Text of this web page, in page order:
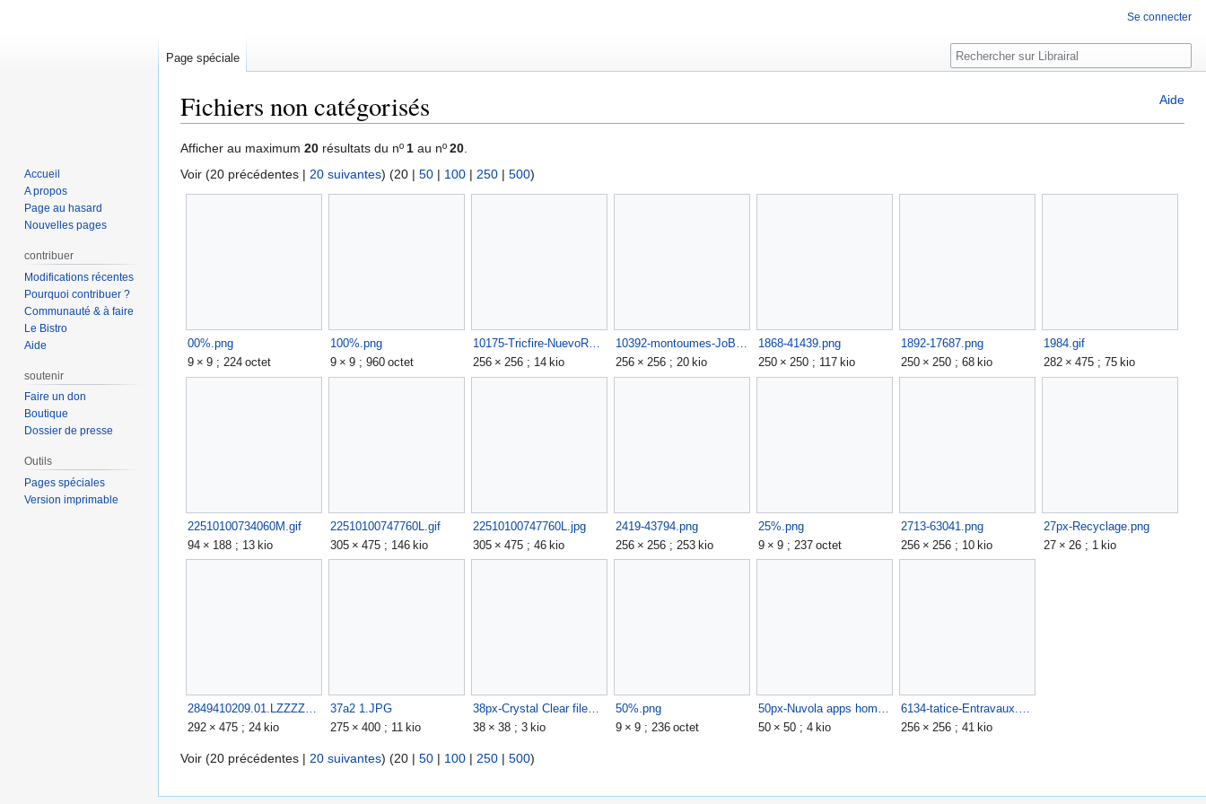
Aide
Fichiers non catégorisés
Aller
à
Aller
à
Afficher au maximum 20 résultats du nº1 au nº20.
Voir (20 précédentes | 20 suivantes) (20 | 50 | 100 | 250 | 500)
00%.png
9 × 9 ; 224 octet
100%.png
9 × 9 ; 960 octet
10175-Tricfire-NuevoRSS.png
256 × 256 ; 14 kio
10392-montoumes-JoBook1.png
256 × 256 ; 20 kio
1868-41439.png
250 × 250 ; 117 kio
1892-17687.png
250 × 250 ; 68 kio
1984.gif
282 × 475 ; 75 kio
22510100734060M.gif
94 × 188 ; 13 kio
22510100747760L.gif
305 × 475 ; 146 kio
22510100747760L.jpg
305 × 475 ; 46 kio
2419-43794.png
256 × 256 ; 253 kio
25%.png
9 × 9 ; 237 octet
2713-63041.png
256 × 256 ; 10 kio
27px-Recyclage.png
27 × 26 ; 1 kio
2849410209.01.LZZZZZZZ.jpg
292 × 475 ; 24 kio
37a2 1.JPG
275 × 400 ; 11 kio
38px-Crystal Clear filesystem folder home2.png
38 × 38 ; 3 kio
50%.png
9 × 9 ; 236 octet
50px-Nuvola apps home.png
50 × 50 ; 4 kio
6134-tatice-Entravaux.png
256 × 256 ; 41 kio
Voir (20 précédentes | 20 suivantes) (20 | 50 | 100 | 250 | 500)
Se connecter
Page spéciale Rechercher
Accueil
A propos
Page au hasard
Nouvelles pages
contribuer
Modifications récentes
Pourquoi contribuer ?
Communauté & à faire
Le Bistro
Aide
soutenir
Faire un don
Boutique
Dossier de presse
Outils
Pages spéciales
Version imprimable